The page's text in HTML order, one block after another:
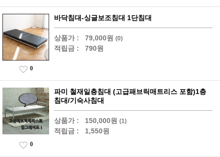
바닥침대-싱글보조침대 1단침대
상품가 : 79,000원 (0)
적립금 : 790원
0
파미 철재일층침대 (고급패브릭매트리스 포함)1층
침대/기숙사침대
상품가 : 150,000원 (1)
적립금 : 1,550원
0